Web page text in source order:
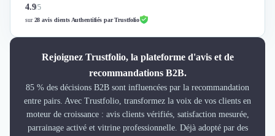
4.9/5
sur28 avis clients Authentifiés par Trustfolio
Rejoignez Trustfolio, la plateforme d'avis et de
recommandations B2B.
85 % des décisions B2B sont influencées par la recommandation
entre pairs. Avec Trustfolio, transformez la voix de vos clients en
moteur de croissance : avis clients vérifiés, satisfaction mesurée,
parrainage activé et vitrine professionnelle. Déjà adopté par des